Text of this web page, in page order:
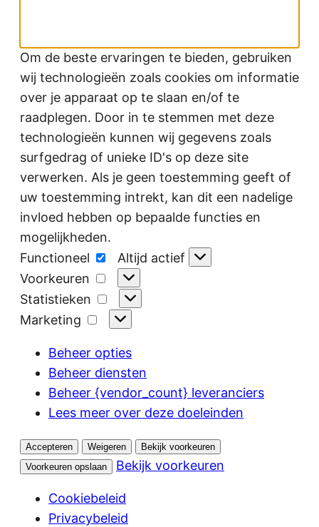
Om de beste ervaringen te bieden, gebruiken
wij technologieën zoals cookies om informatie
over je apparaat op te slaan en/of te
raadplegen. Door in te stemmen met deze
technologieën kunnen wij gegevens zoals
surfgedrag of unieke ID's op deze site
verwerken. Als je geen toestemming geeft of
uw toestemming intrekt, kan dit een nadelige
invloed hebben op bepaalde functies en
mogelijkheden.
Functioneel
Functioneel
Altijd actief
Voorkeuren
Voorkeuren
Statistieken
Statistieken
Marketing
Marketing
Beheer opties
Beheer diensten
Beheer {vendor_count} leveranciers
Lees meer over deze doeleinden
Accepteren Weigeren
Bekijk voorkeuren
Voorkeuren opslaan
Bekijk voorkeuren
Cookiebeleid
Privacybeleid